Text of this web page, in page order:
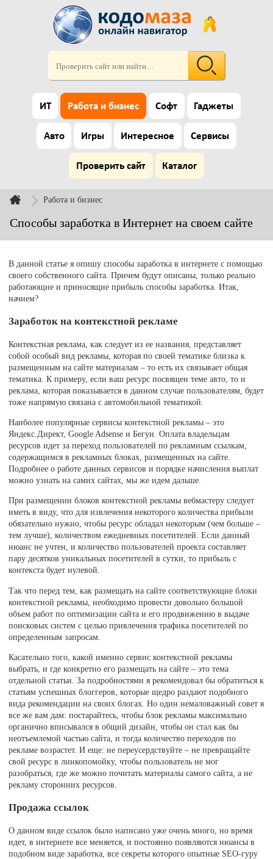
ИТ Работа и бизнес Софт Гаджеты
Авто Игры Интересное Сервисы
Проверить сайт Каталог
Работа и бизнес
Способы заработка в Интернет на своем сайте
В данной статье я опишу способы заработка в интернете с помощью
своего собственного сайта. Причем будут описаны, только реально
работающие и приносящие прибыль способы заработка. Итак,
начнем?
Заработок на контекстной рекламе
Контекстная реклама, как следует из ее названия, представляет
собой особый вид рекламы, которая по своей тематике близка к
размещенным на сайте материалам – то есть их связывает общая
тематика. К примеру, если ваш ресурс посвящен теме авто, то и
реклама, которая показывается в данном случае пользователям, будет
тоже напрямую связана с автомобильной тематикой.
Наиболее популярные сервисы контекстной рекламы – это
Яндекс.Директ, Google Adsense и Бегун. Оплата владельцам
ресурсов идет за переход пользователей по рекламным ссылкам,
содержащимся в рекламных блоках, размещенных на сайте.
Подробнее о работе данных сервисов и порядке начисления выплат
можно узнать на самих сайтах, мы же идем дальше.
При размещении блоков контекстной рекламы вебмастеру следует
иметь в виду, что для извлечения некоторого количества прибыли
обязательно нужно, чтобы ресурс обладал некоторым (чем больше –
тем лучше), количеством ежедневных посетителей. Если данный
нюанс не учтен, и количество пользователей проекта составляет
пару десятков уникальных посетителей в сутки, то прибыль с
контекста будет нулевой.
Так что перед тем, как размещать на сайте соответствующие блоки
контекстной рекламы, необходимо провести довольно большой
объем работ по оптимизации сайта и его продвижению в выдаче
поисковых систем с целью привлечения трафика посетителей по
определенным запросам.
Касательно того, какой именно сервис контекстной рекламы
выбрать, и где конкретно его размещать на сайте – это тема
отдельной статьи. За подробностями я рекомендовал бы обратиться к
статьям успешных блоггеров, которые щедро раздают подобного
вида рекомендации на своих блогах. Но один немаловажный совет я
все же вам дам: постарайтесь, чтобы блок рекламы максимально
органично вписывался в общий дизайн, чтобы он стал как бы
неотъемлемой частью сайта, и тогда количество переходов по
рекламе возрастет. И еще: не переусердствуйте – не превращайте
свой ресурс в линкопомойку, чтобы пользователь не мог
разобраться, где же можно почитать материалы самого сайта, а не
рекламу сторонних ресурсов.
Продажа ссылок
О данном виде ссылок было написано уже очень много, но время
идет, в интернете все меняется, и постоянно появляются нюансы в
подобном виде заработка, все секреты которого опытные SEO-гуру